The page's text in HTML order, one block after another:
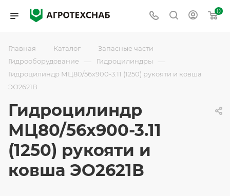
0
Главная — Каталог — Запасные части —
Гидрооборудование — Гидроцилиндры —
Гидроцилиндр МЦ80/56х900-3.11 (1250) рукояти и ковша
ЭО2621В
Гидроцилиндр
МЦ80/56х900-3.11
(1250) рукояти и
ковша ЭО2621В